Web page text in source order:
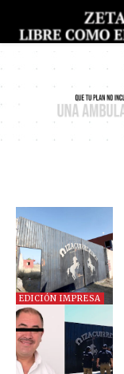
EDICIÓN IMPRESA